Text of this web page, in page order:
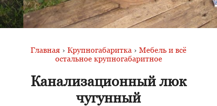
Главная › Крупногабаритка › Мебель и всё
остальное крупногабаритное
Канализационный люк
чугунный